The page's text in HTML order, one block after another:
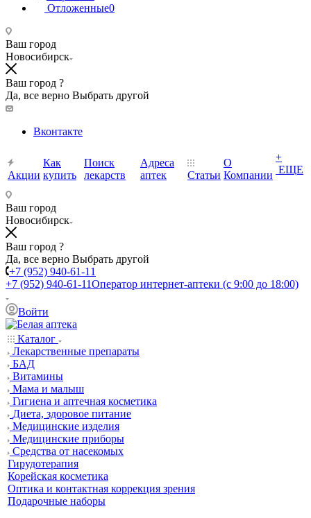
Отложенные0
Ваш город
Новосибирск
Ваш город ?
Да, все верно Выбрать другой
Вконтакте
Акции
Как
купить
Поиск
лекарств
Адреса
аптек
Статьи
О
Компании
+
ЕЩЕ
Ваш город
Новосибирск
Ваш город ?
Да, все верно Выбрать другой
+7 (952) 940-61-11
+7 (952) 940-61-11Оператор интернет-аптеки (с 9:00 до 18:00)
Войти
Каталог
Лекарственные препараты
БАД
Витамины
Мама и малыш
Гигиена и аптечная косметика
Диета, здоровое питание
Медицинские изделия
Медицинские приборы
Средства от насекомых
Гирудотерапия
Корейская косметика
Оптика и контактная коррекция зрения
Подарочные наборы